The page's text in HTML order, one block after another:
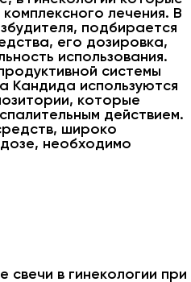
лечения. В
подбирается
его дозировка,
использования.
системы
Кандида используются
которые
действием.
широко
необходимо
свечи в гинекологии при